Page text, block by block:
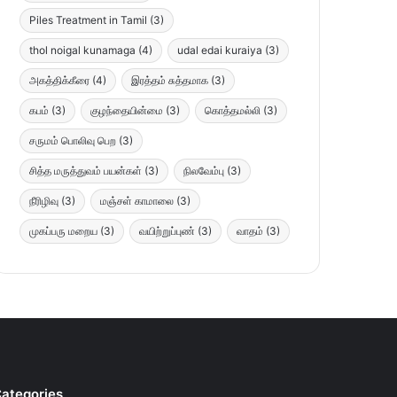
Piles Treatment in Tamil (3)
thol noigal kunamaga (4) udal edai kuraiya (3)
அகத்திக்கீரை (4) இரத்தம் சுத்தமாக (3)
கபம் (3) குழந்தையின்மை (3) கொத்தமல்லி (3)
சருமம் பொலிவு பெற (3)
சித்த மருத்துவம் பயன்கள் (3) நிலவேம்பு (3)
நீரிழிவு (3) மஞ்சள் காமாலை (3)
முகப்பரு மறைய (3) வயிற்றுப்புண் (3) வாதம் (3)